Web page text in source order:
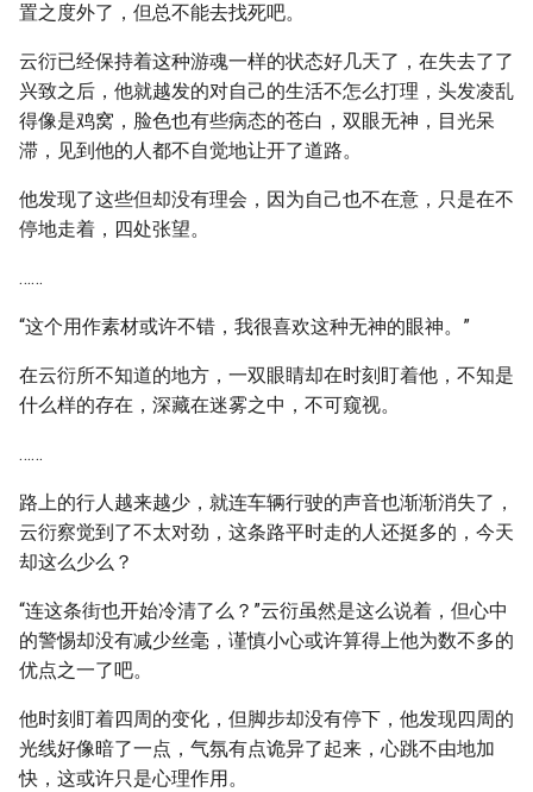
置之度外了，但总不能去找死吧。
云衍已经保持着这种游魂一样的状态好几天了，在失去了了
兴致之后，他就越发的对自己的生活不怎么打理，头发凌乱
得像是鸡窝，脸色也有些病态的苍白，双眼无神，目光呆
滞，见到他的人都不自觉地让开了道路。
他发现了这些但却没有理会，因为自己也不在意，只是在不
停地走着，四处张望。
……
“这个用作素材或许不错，我很喜欢这种无神的眼神。”
在云衍所不知道的地方，一双眼睛却在时刻盯着他，不知是
什么样的存在，深藏在迷雾之中，不可窥视。
……
路上的行人越来越少，就连车辆行驶的声音也渐渐消失了，
云衍察觉到了不太对劲，这条路平时走的人还挺多的，今天
却这么少么？
“连这条街也开始冷清了么？”云衍虽然是这么说着，但心中
的警惕却没有减少丝毫，谨慎小心或许算得上他为数不多的
优点之一了吧。
他时刻盯着四周的变化，但脚步却没有停下，他发现四周的
光线好像暗了一点，气氛有点诡异了起来，心跳不由地加
快，这或许只是心理作用。